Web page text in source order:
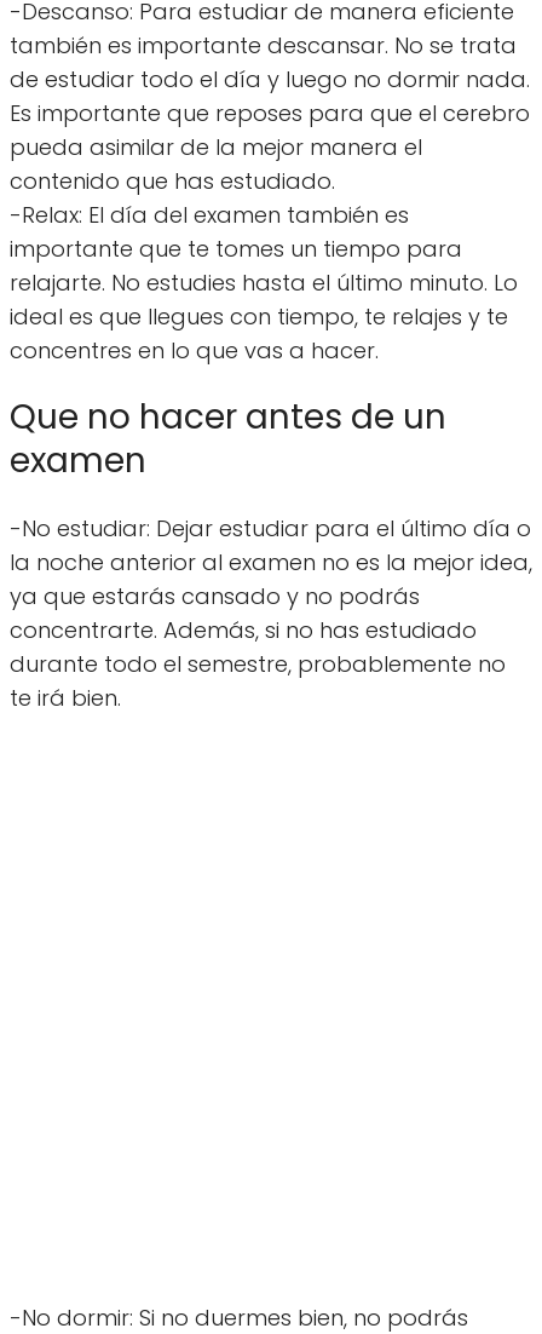
-Descanso: Para estudiar de manera eficiente
también es importante descansar. No se trata
de estudiar todo el día y luego no dormir nada.
Es importante que reposes para que el cerebro
pueda asimilar de la mejor manera el
contenido que has estudiado.
-Relax: El día del examen también es
importante que te tomes un tiempo para
relajarte. No estudies hasta el último minuto. Lo
ideal es que llegues con tiempo, te relajes y te
concentres en lo que vas a hacer.
Que no hacer antes de un
examen
-No estudiar: Dejar estudiar para el último día o
la noche anterior al examen no es la mejor idea,
ya que estarás cansado y no podrás
concentrarte. Además, si no has estudiado
durante todo el semestre, probablemente no
te irá bien.
-No dormir: Si no duermes bien, no podrás